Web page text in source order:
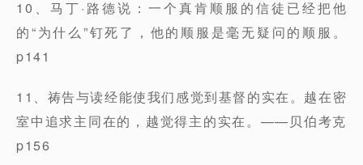
10、马丁·路德说：一个真肯顺服的信徒已经把他
的“为什么”钉死了，他的顺服是毫无疑问的顺服。
p141
11、祷告与读经能使我们感觉到基督的实在。越在密
室中追求主同在的，越觉得主的实在。——贝伯考克
p156